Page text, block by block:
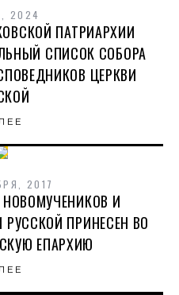
2024
ПАТРИАРХИИ
СПИСОК СОБОРА
ЦЕРКВИ
2017
И
ПРИНЕСЕН ВО
ЕПАРХИЮ